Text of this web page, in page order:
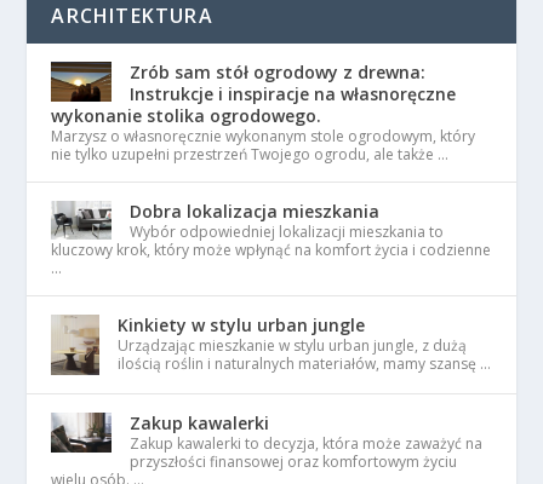
ARCHITEKTURA
Zrób sam stół ogrodowy z drewna:
Instrukcje i inspiracje na własnoręczne
wykonanie stolika ogrodowego.
Marzysz o własnoręcznie wykonanym stole ogrodowym, który
nie tylko uzupełni przestrzeń Twojego ogrodu, ale także …
Dobra lokalizacja mieszkania
Wybór odpowiedniej lokalizacji mieszkania to
kluczowy krok, który może wpłynąć na komfort życia i codzienne
…
Kinkiety w stylu urban jungle
Urządzając mieszkanie w stylu urban jungle, z dużą
ilością roślin i naturalnych materiałów, mamy szansę …
Zakup kawalerki
Zakup kawalerki to decyzja, która może zaważyć na
przyszłości finansowej oraz komfortowym życiu
wielu osób. …